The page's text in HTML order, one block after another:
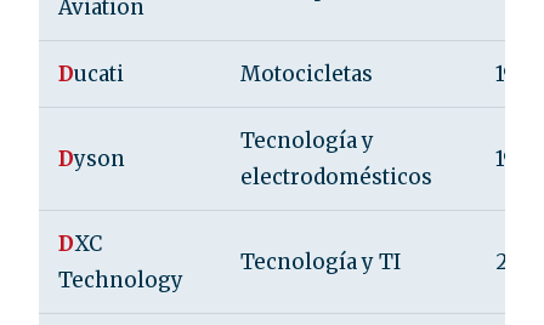
Aviation
Ducati Motocicletas 1926
Dyson
Tecnología y
electrodomésticos
1991
DXC
Technology
Tecnología y TI 2017